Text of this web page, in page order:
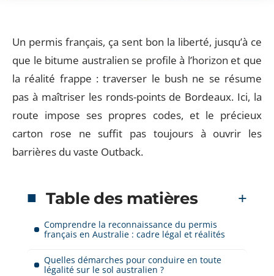
Un permis français, ça sent bon la liberté, jusqu’à ce
que le bitume australien se profile à l’horizon et que
la réalité frappe : traverser le bush ne se résume
pas à maîtriser les ronds-points de Bordeaux. Ici, la
route impose ses propres codes, et le précieux
carton rose ne suffit pas toujours à ouvrir les
barrières du vaste Outback.
Table des matières
Comprendre la reconnaissance du permis
français en Australie : cadre légal et réalités
Quelles démarches pour conduire en toute
légalité sur le sol australien ?